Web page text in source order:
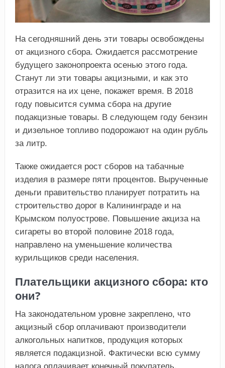
На сегодняшний день эти товары освобождены
от акцизного сбора. Ожидается рассмотрение
будущего законопроекта осенью этого года.
Станут ли эти товары акцизными, и как это
отразится на их цене, покажет время. В 2018
году повысится сумма сбора на другие
подакцизные товары. В следующем году бензин
и дизельное топливо подорожают на один рубль
за литр.
Также ожидается рост сборов на табачные
изделия в размере пяти процентов. Вырученные
деньги правительство планирует потратить на
строительство дорог в Калининграде и на
Крымском полуострове. Повышение акциза на
сигареты во второй половине 2018 года,
направлено на уменьшение количества
курильщиков среди населения.
Плательщики акцизного сбора: кто
они?
На законодательном уровне закреплено, что
акцизный сбор оплачивают производители
алкогольных напитков, продукция которых
является подакцизной. Фактически всю сумму